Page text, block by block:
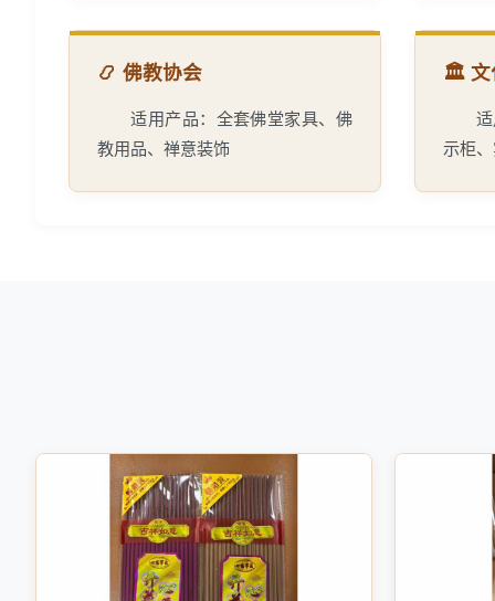
📿 佛教协会
适用产品：全套佛堂家具、佛
教用品、禅意装饰
🏛️ 文
示柜